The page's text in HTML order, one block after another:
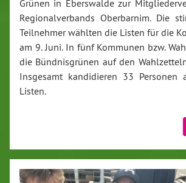
Grünen in Eberswalde zur
Regionalverbands Oberbarnim. Die
Teilnehmer wählten die Listen für die
am 9. Juni. In fünf Kommunen bzw.
die Bündnisgrünen auf den
Insgesamt kandidieren 33 Personen
Listen.